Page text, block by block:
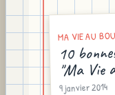
MA VIE AU
10
"Ma Vie
9 janvier 2014